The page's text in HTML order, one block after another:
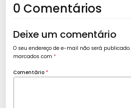
0 Comentários
Deixe um comentário
O seu endereço de e-mail não será publicado.
marcados com *
Comentário *